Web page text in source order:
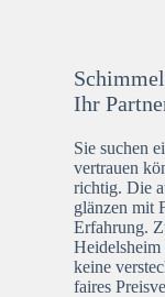
Ihr
Sie suchen
vertrauen
richtig. Die
glänzen mit
Erfahrung.
Heidelsheim
keine
faires